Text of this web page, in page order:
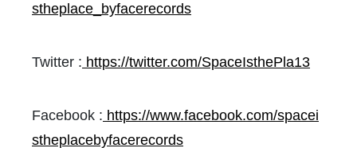
stheplace_byfacerecords
Twitter : https://twitter.com/SpaceIsthePla13
Facebook : https://www.facebook.com/spacei
stheplacebyfacerecords